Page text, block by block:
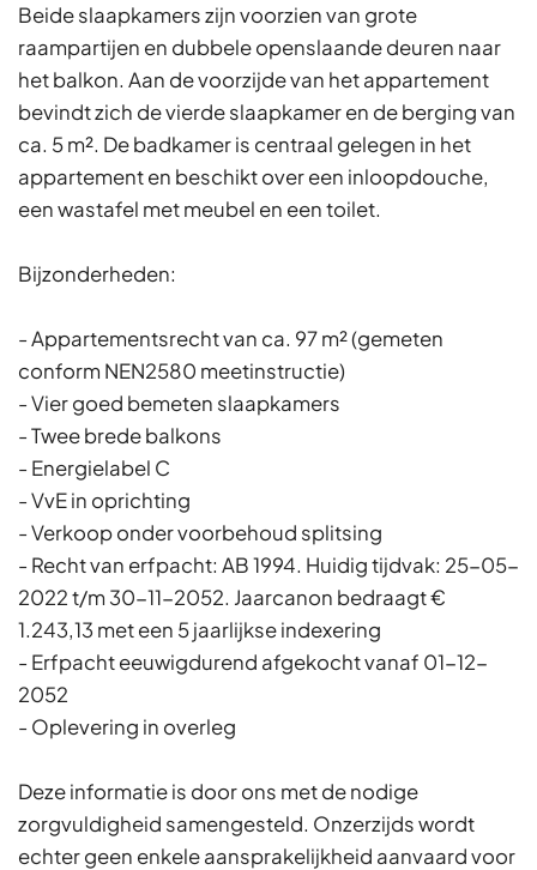
Beide slaapkamers zijn voorzien van grote
raampartijen en dubbele openslaande deuren naar
het balkon. Aan de voorzijde van het appartement
bevindt zich de vierde slaapkamer en de berging van
ca. 5 m². De badkamer is centraal gelegen in het
appartement en beschikt over een inloopdouche,
een wastafel met meubel en een toilet.
Bijzonderheden:
- Appartementsrecht van ca. 97 m² (gemeten
conform NEN2580 meetinstructie)
- Vier goed bemeten slaapkamers
- Twee brede balkons
- Energielabel C
- VvE in oprichting
- Verkoop onder voorbehoud splitsing
- Recht van erfpacht: AB 1994. Huidig tijdvak: 25-05-
2022 t/m 30-11-2052. Jaarcanon bedraagt €
1.243,13 met een 5 jaarlijkse indexering
- Erfpacht eeuwigdurend afgekocht vanaf 01-12-
2052
- Oplevering in overleg
Deze informatie is door ons met de nodige
zorgvuldigheid samengesteld. Onzerzijds wordt
echter geen enkele aansprakelijkheid aanvaard voor